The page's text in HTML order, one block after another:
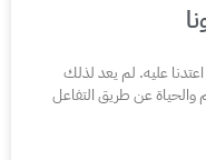
عليه. لم يعد لذلك
والحياة عن طريق التفاعل